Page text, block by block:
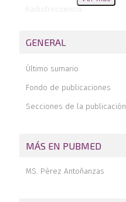
Radiofrecuencia
ortopédica
GENERAL
Último sumario
Fondo de publicaciones
Secciones de la publicación
MÁS EN PUBMED
MS. Pérez Antoñanzas